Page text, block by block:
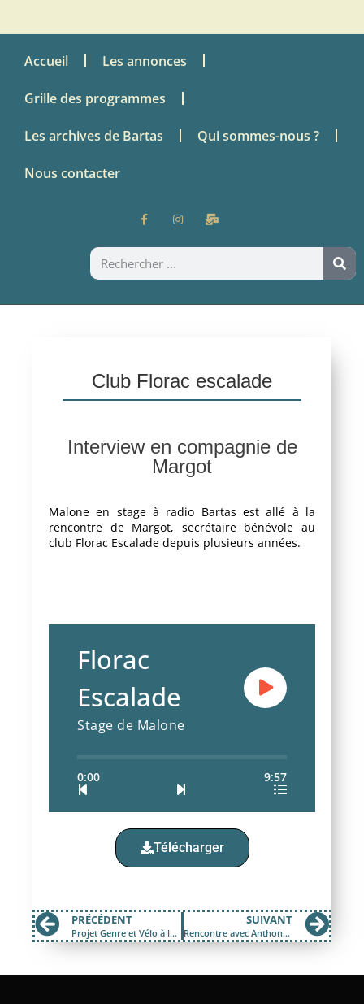
Accueil Les annonces
Grille des programmes
Les archives de Bartas Qui sommes-nous ?
Nous contacter
Club Florac escalade
Interview en compagnie de
Margot
Malone en stage à radio Bartas est allé à la
rencontre de Margot, secrétaire bénévole au
club Florac Escalade depuis plusieurs années.
Florac
Escalade
Stage de Malone
0:00 9:57
Télécharger
PRÉCÉDENT
Projet Genre et Vélo à la maison du Vélo
SUIVANT
Rencontre avec Anthony Lagarde, La Poterie du Sens